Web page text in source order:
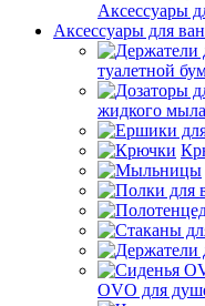
Аксессуары
Аксессуары для
туалетной
жидкого мыла
OVO для